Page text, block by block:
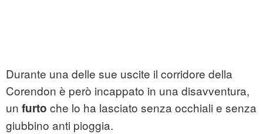
Durante una delle sue uscite il corridore della
Corendon è però incappato in una disavventura,
un furto che lo ha lasciato senza occhiali e senza
giubbino anti pioggia.